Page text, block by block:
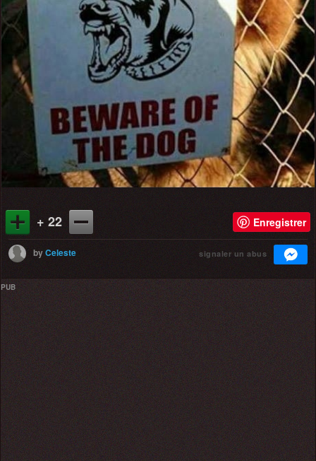
+ 22 Enregistrer
byCeleste signaler un abus
PUB